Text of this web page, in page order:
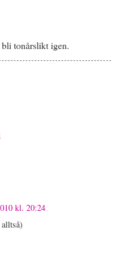
tonårslikt igen.
kl. 20:24